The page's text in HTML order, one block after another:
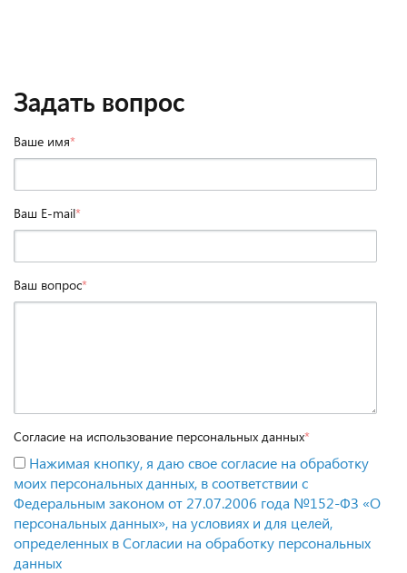
Задать вопрос
Ваше имя*
Ваш E-mail*
Ваш вопрос*
Согласие на использование персональных данных*
Нажимая кнопку, я даю свое согласие на обработку
моих персональных данных, в соответствии с
Федеральным законом от 27.07.2006 года №152-ФЗ «О
персональных данных», на условиях и для целей,
определенных в Согласии на обработку персональных
данных